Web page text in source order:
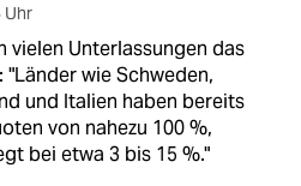
Uhr
vielen Unterlassungen das
"Länder wie Schweden,
und Italien haben bereits
von nahezu 100 %,
bei etwa 3 bis 15 %."